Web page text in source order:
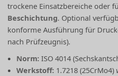
trockene Einsatzbereiche oder
Beschichtung. Optional
konforme Ausführung für
nach Prüfzeugnis).
Norm: ISO 4014
Werkstoff: 1.7218 (25CrMo4)